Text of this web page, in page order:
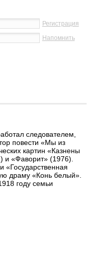
Регистрация
Напомнить
следователем,
повести «Мы из
картин «Казнены
и «Фаворит» (1976).
«Государственная
драму «Конь белый».
году семьи